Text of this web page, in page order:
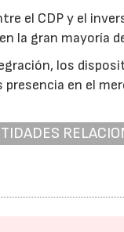
el CDP y el
la gran mayoría
los
presencia en el